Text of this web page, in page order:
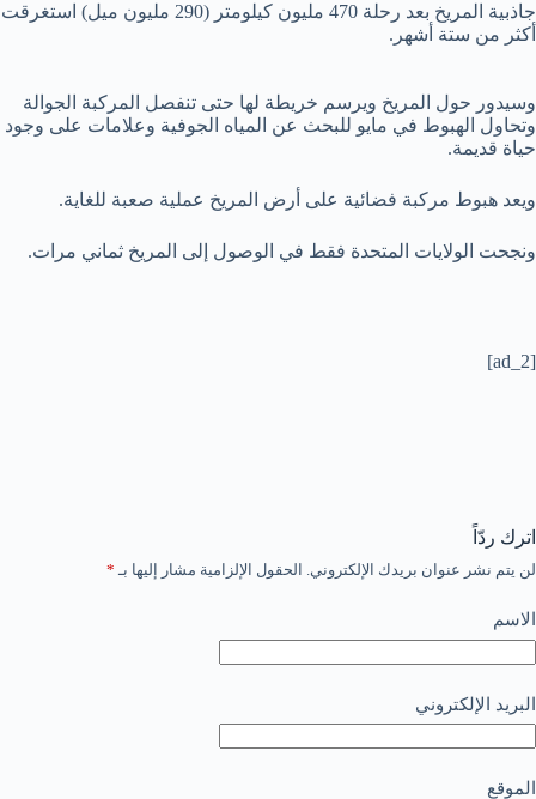
جاذبية المريخ بعد رحلة 470 مليون كيلومتر (290 مليون ميل) استغرقت
أكثر من ستة أشهر.
وسيدور حول المريخ ويرسم خريطة لها حتى تنفصل المركبة الجوالة
وتحاول الهبوط في مايو للبحث عن المياه الجوفية وعلامات على وجود
حياة قديمة.
ويعد هبوط مركبة فضائية على أرض المريخ عملية صعبة للغاية.
ونجحت الولايات المتحدة فقط في الوصول إلى المريخ ثماني مرات.
[ad_2]
اترك ردّاً
لن يتم نشر عنوان بريدك الإلكتروني. الحقول الإلزامية مشار إليها بـ *
الاسم
البريد الإلكتروني
الموقع